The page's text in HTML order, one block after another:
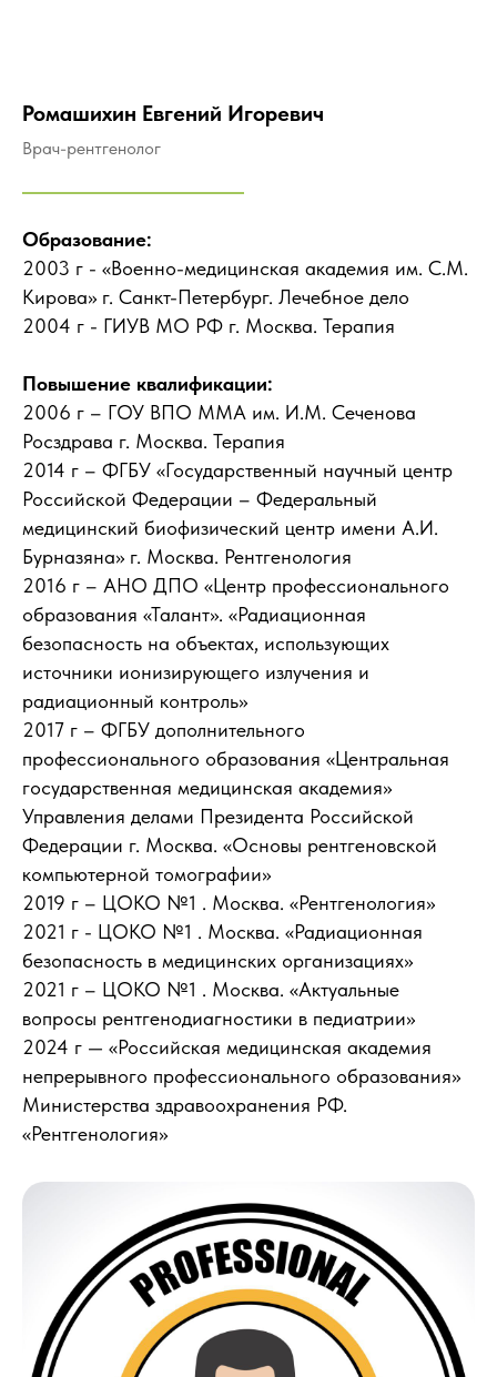
Ромашихин Евгений Игоревич
Врач-рентгенолог
Образование:
2003 г - «Военно-медицинская академия им. С.М.
Кирова» г. Санкт-Петербург. Лечебное дело
2004 г - ГИУВ МО РФ г. Москва. Терапия
Повышение квалификации:
2006 г – ГОУ ВПО ММА им. И.М. Сеченова
Росздрава г. Москва. Терапия
2014 г – ФГБУ «Государственный научный центр
Российской Федерации – Федеральный
медицинский биофизический центр имени А.И.
Бурназяна» г. Москва. Рентгенология
2016 г – АНО ДПО «Центр профессионального
образования «Талант». «Радиационная
безопасность на объектах, использующих
источники ионизирующего излучения и
радиационный контроль»
2017 г – ФГБУ дополнительного
профессионального образования «Центральная
государственная медицинская академия»
Управления делами Президента Российской
Федерации г. Москва. «Основы рентгеновской
компьютерной томографии»
2019 г – ЦОКО №1 . Москва. «Рентгенология»
2021 г - ЦОКО №1 . Москва. «Радиационная
безопасность в медицинских организациях»
2021 г – ЦОКО №1 . Москва. «Актуальные
вопросы рентгенодиагностики в педиатрии»
2024 г — «Российская медицинская академия
непрерывного профессионального образования»
Министерства здравоохранения РФ.
«Рентгенология»